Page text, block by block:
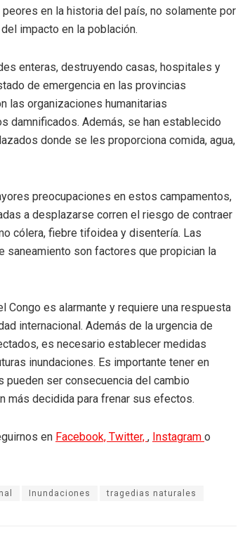
en la historia del país, no solamente por
impacto en la población.
enteras, destruyendo casas, hospitales y
de emergencia en las provincias
las organizaciones humanitarias
damnificados. Además, se han establecido
donde se les proporciona comida, agua,
preocupaciones en estos campamentos,
a desplazarse corren el riesgo de contraer
cólera, fiebre tifoidea y disentería. Las
saneamiento son factores que propician la
Congo es alarmante y requiere una respuesta
internacional. Además de la urgencia de
es necesario establecer medidas
inundaciones. Es importante tener en
ser consecuencia del cambio
más decidida para frenar sus efectos.
en Facebook, Twitter, , Instagram o
Inundaciones tragedias naturales